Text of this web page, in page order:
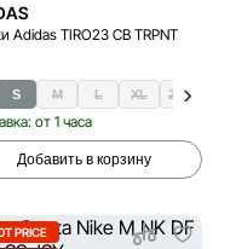
Adidas TIRO23 CB TRPNT
S M L XL 2XL
от 1 часа
Добавить в корзину
PRICE